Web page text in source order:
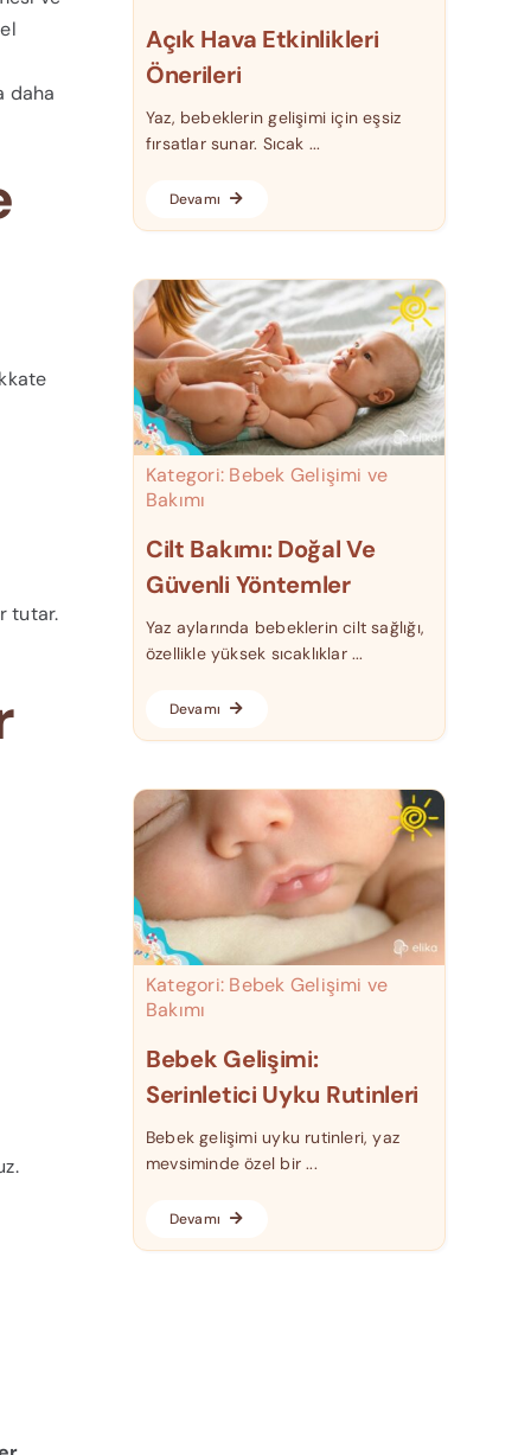
daha
tutar.
Açık Hava Etkinlikleri
Önerileri
Yaz, bebeklerin gelişimi için eşsiz
fırsatlar sunar. Sıcak ...
Devamı
Kategori: Bebek Gelişimi ve
Bakımı
Cilt Bakımı: Doğal Ve
Güvenli Yöntemler
Yaz aylarında bebeklerin cilt sağlığı,
özellikle yüksek sıcaklıklar ...
Devamı
Kategori: Bebek Gelişimi ve
Bakımı
Bebek Gelişimi:
Serinletici Uyku Rutinleri
Bebek gelişimi uyku rutinleri, yaz
mevsiminde özel bir ...
Devamı